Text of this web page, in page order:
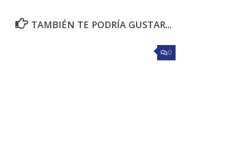
TAMBIÉN TE PODRÍA GUSTAR...
0